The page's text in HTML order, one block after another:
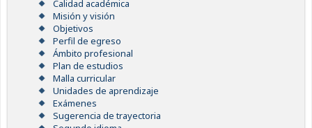
Calidad académica
Misión y visión
Objetivos
Perfil de egreso
Ámbito profesional
Plan de estudios
Malla curricular
Unidades de aprendizaje
Exámenes
Sugerencia de trayectoria